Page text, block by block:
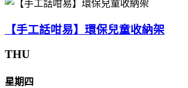
【手工話咁易】環保兒童收納架
THU
星期四